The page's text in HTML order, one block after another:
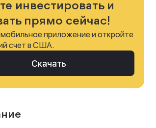
инвестировать и
прямо сейчас!
приложение и откройте
счет в США.
Скачать